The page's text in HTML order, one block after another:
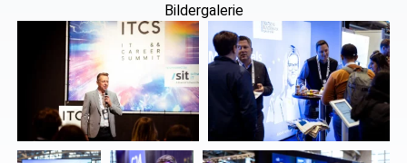
Bildergalerie